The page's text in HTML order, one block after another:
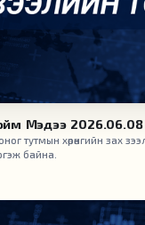
Мэдээ 2026.06.08
тутмын хөрөнгийн зах
байна.